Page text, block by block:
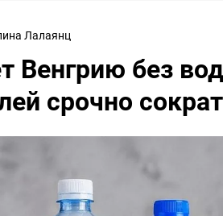
Лалаянц
Венгрию без
срочно